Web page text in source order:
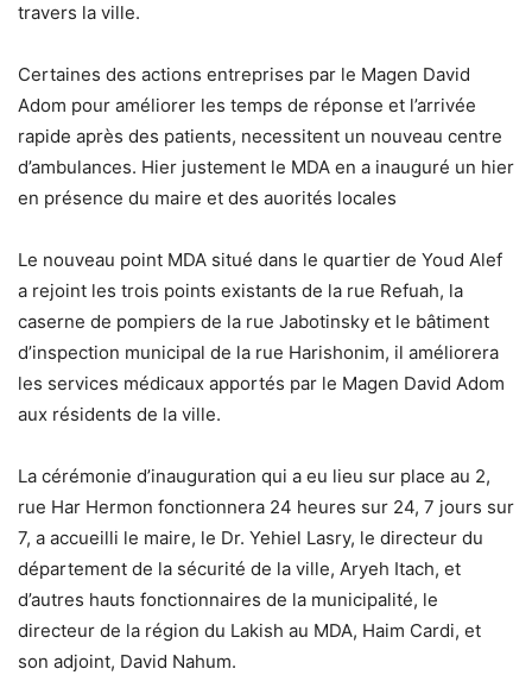
travers la ville.
Certaines des actions entreprises par le Magen David
Adom pour améliorer les temps de réponse et l’arrivée
rapide après des patients, necessitent un nouveau centre
d’ambulances. Hier justement le MDA en a inauguré un hier
en présence du maire et des auorités locales
Le nouveau point MDA situé dans le quartier de Youd Alef
a rejoint les trois points existants de la rue Refuah, la
caserne de pompiers de la rue Jabotinsky et le bâtiment
d’inspection municipal de la rue Harishonim, il améliorera
les services médicaux apportés par le Magen David Adom
aux résidents de la ville.
La cérémonie d’inauguration qui a eu lieu sur place au 2,
rue Har Hermon fonctionnera 24 heures sur 24, 7 jours sur
7, a accueilli le maire, le Dr. Yehiel Lasry, le directeur du
département de la sécurité de la ville, Aryeh Itach, et
d’autres hauts fonctionnaires de la municipalité, le
directeur de la région du Lakish au MDA, Haim Cardi, et
son adjoint, David Nahum.